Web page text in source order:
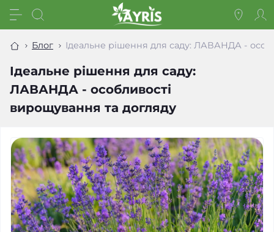
Блог Ідеальне рішення для саду: ЛАВАНДА -
Ідеальне рішення для саду:
ЛАВАНДА - особливості
вирощування та догляду